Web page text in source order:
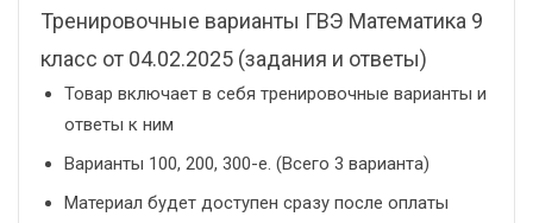
Тренировочные варианты ГВЭ Математика 9
класс от 04.02.2025 (задания и ответы)
Товар включает в себя тренировочные варианты и
ответы к ним
Варианты 100, 200, 300-е. (Всего 3 варианта)
Материал будет доступен сразу после оплаты